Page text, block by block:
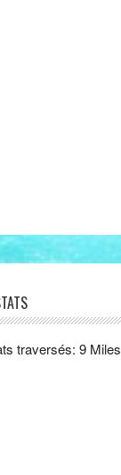
traversés: 9 Miles